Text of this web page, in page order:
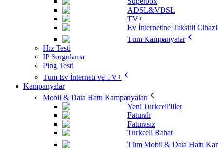
ADSL&VDSL
TV+
Ev İnternetine Taksitli
Tüm Kampanyalar
Hız Testi
IP Sorgulama
Ping Testi
Tüm Ev İnterneti ve TV+
Kampanyalar
Mobil & Data Hattı Kampanyaları
Yeni Turkcell'liler
Faturalı
Faturasız
Turkcell Rahat
Tüm Mobil & Data Hattı